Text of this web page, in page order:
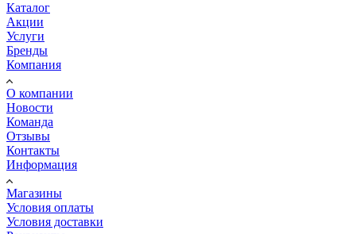
Каталог
Акции
Услуги
Бренды
Компания
О компании
Новости
Команда
Отзывы
Контакты
Информация
Магазины
Условия оплаты
Условия доставки